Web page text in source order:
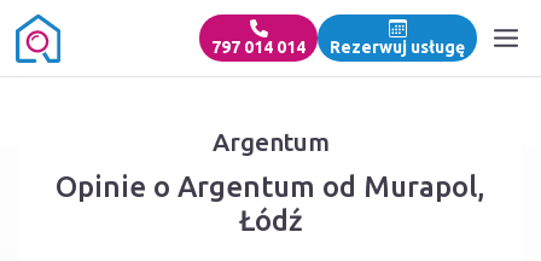
797 014 014 Rezerwuj usługę
Argentum
Opinie o Argentum od Murapol,
Łódź